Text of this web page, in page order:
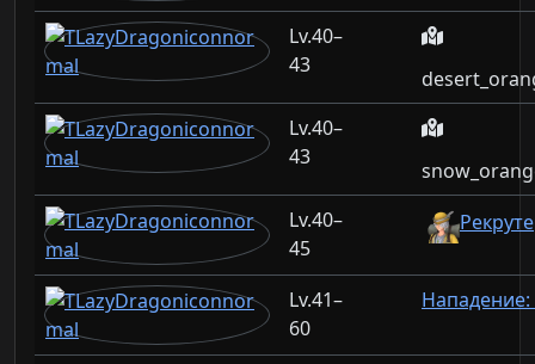
40–
43
40–
43
40–
45
41–
60